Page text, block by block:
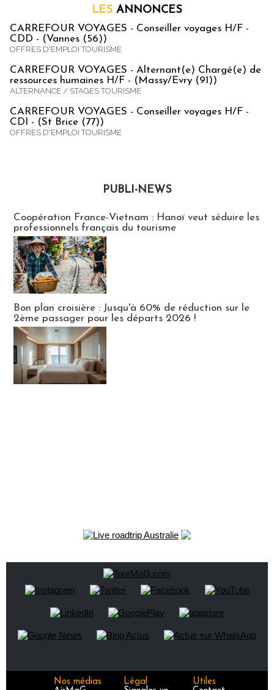
LES ANNONCES
CARREFOUR VOYAGES - Conseiller voyages H/F -
CDD - (Vannes (56))
OFFRES D'EMPLOI TOURISME
CARREFOUR VOYAGES - Alternant(e) Chargé(e) de
ressources humaines H/F - (Massy/Evry (91))
ALTERNANCE / STAGES TOURISME
CARREFOUR VOYAGES - Conseiller voyages H/F -
CDI - (St Brice (77))
OFFRES D'EMPLOI TOURISME
PUBLI-NEWS
Coopération France-Vietnam : Hanoï veut séduire les
professionnels français du tourisme
Bon plan croisière : Jusqu'à 60% de réduction sur le
2ème passager pour les départs 2026 !
Nos médias
Légal
Utiles